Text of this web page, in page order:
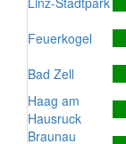
Feuerkogel
Bad Zell
Haag am
Hausruck
Braunau